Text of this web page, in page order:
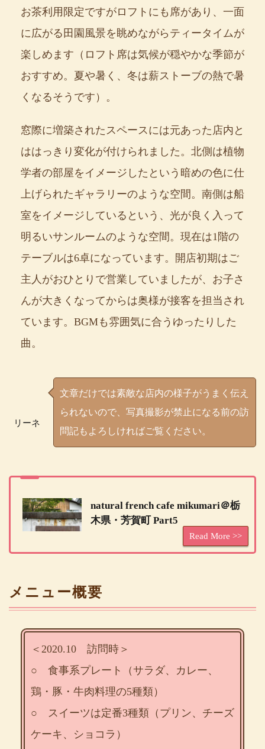
お茶利用限定ですがロフトにも席があり、一面
に広がる田園風景を眺めながらティータイムが
楽しめます（ロフト席は気候が穏やかな季節が
おすすめ。夏や暑く、冬は薪ストーブの熱で暑
くなるそうです）。
窓際に増築されたスペースには元あった店内と
ははっきり変化が付けられました。北側は植物
学者の部屋をイメージしたという暗めの色に仕
上げられたギャラリーのような空間。南側は船
室をイメージしているという、光が良く入って
明るいサンルームのような空間。現在は1階の
テーブルは6卓になっています。開店初期はご
主人がおひとりで営業していましたが、お子さ
んが大きくなってからは奥様が接客を担当され
ています。BGMも雰囲気に合うゆったりした
曲。
リーネ
文章だけでは素敵な店内の様子がうまく伝え
られないので、写真撮影が禁止になる前の訪
問記もよろしければご覧ください。
natural french cafe mikumari＠栃
木県・芳賀町 Part5
メニュー概要
＜2020.10 訪問時＞
○ 食事系プレート（サラダ、カレー、
鶏・豚・牛肉料理の5種類）
○ スイーツは定番3種類（プリン、チーズ
ケーキ、ショコラ）